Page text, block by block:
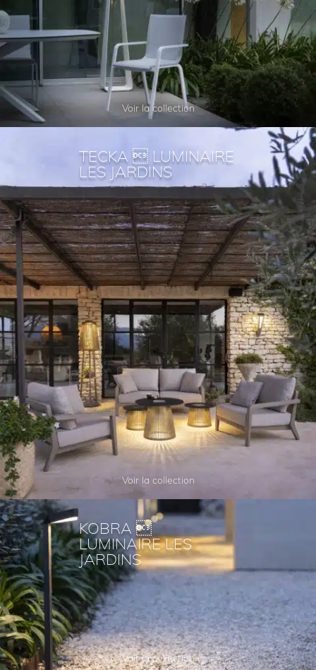
Voir la collection
TECKA  LUMINAIRE
LES JARDINS
Voir la collection
KOBRA 
LUMINAIRE LES
JARDINS
Voir la collection